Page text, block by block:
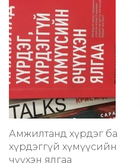
Амжилтанд хүрдэг ба
хүрдэггүй хүмүүсийн
өчүүхэн ялгаа